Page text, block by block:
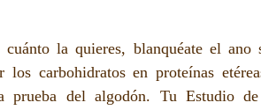
cuánto la quieres, blanquéate el
los carbohidratos en proteínas
prueba del algodón. Tu Estudio